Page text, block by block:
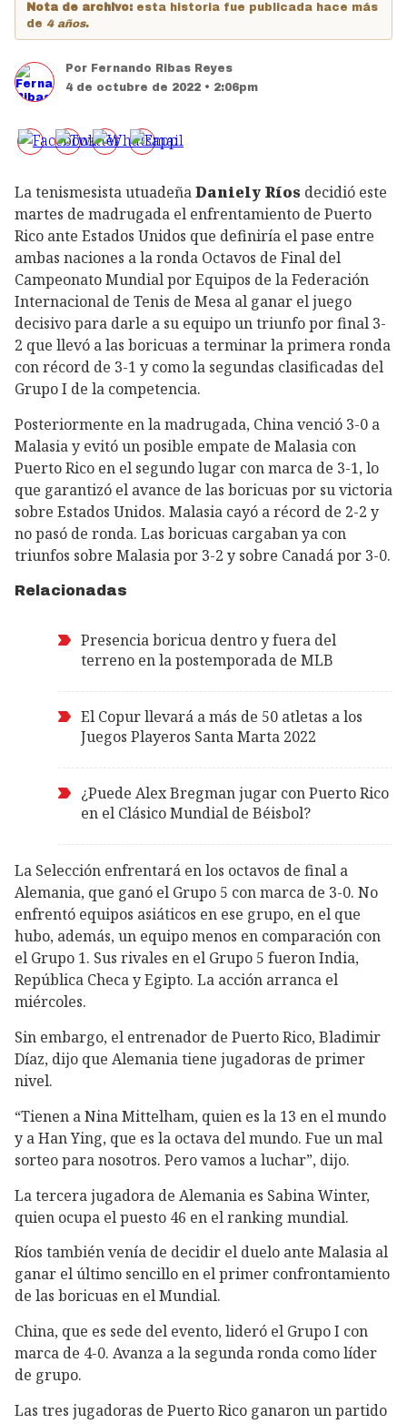
Nota de archivo: esta historia fue publicada hace más
de 4 años.
Por Fernando Ribas Reyes
4 de octubre de 2022 • 2:06pm
La tenismesista utuadeñaDaniely Ríos decidió este
martes de madrugada el enfrentamiento de Puerto
Rico ante Estados Unidos que definiría el pase entre
ambas naciones a la ronda Octavos de Final del
Campeonato Mundial por Equipos de la Federación
Internacional de Tenis de Mesa al ganar el juego
decisivo para darle a su equipo un triunfo por final 3-
2 que llevó a las boricuas a terminar la primera ronda
con récord de 3-1 y como la segundas clasificadas del
Grupo I de la competencia.
Posteriormente en la madrugada, China venció 3-0 a
Malasia y evitó un posible empate de Malasia con
Puerto Rico en el segundo lugar con marca de 3-1, lo
que garantizó el avance de las boricuas por su victoria
sobre Estados Unidos. Malasia cayó a récord de 2-2 y
no pasó de ronda. Las boricuas cargaban ya con
triunfos sobre Malasia por 3-2 y sobre Canadá por 3-0.
Relacionadas
Presencia boricua dentro y fuera del
terreno en la postemporada de MLB
El Copur llevará a más de 50 atletas a los
Juegos Playeros Santa Marta 2022
¿Puede Alex Bregman jugar con Puerto Rico
en el Clásico Mundial de Béisbol?
La Selección enfrentará en los octavos de final a
Alemania, que ganó el Grupo 5 con marca de 3-0. No
enfrentó equipos asiáticos en ese grupo, en el que
hubo, además, un equipo menos en comparación con
el Grupo 1. Sus rivales en el Grupo 5 fueron India,
República Checa y Egipto. La acción arranca el
miércoles.
Sin embargo, el entrenador de Puerto Rico, Bladimir
Díaz, dijo que Alemania tiene jugadoras de primer
nivel.
“Tienen a Nina Mittelham, quien es la 13 en el mundo
y a Han Ying, que es la octava del mundo. Fue un mal
sorteo para nosotros. Pero vamos a luchar”, dijo.
La tercera jugadora de Alemania es Sabina Winter,
quien ocupa el puesto 46 en el ranking mundial.
Ríos también venía de decidir el duelo ante Malasia al
ganar el último sencillo en el primer confrontamiento
de las boricuas en el Mundial.
China, que es sede del evento, lideró el Grupo I con
marca de 4-0. Avanza a la segunda ronda como líder
de grupo.
Las tres jugadoras de Puerto Rico ganaron un partido